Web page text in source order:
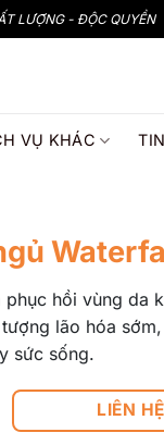
LƯỢNG - ĐỘC QUYỀN
VỤ KHÁC
phục hồi vùng da
lão hóa
sức sống.
LIÊN HỆ